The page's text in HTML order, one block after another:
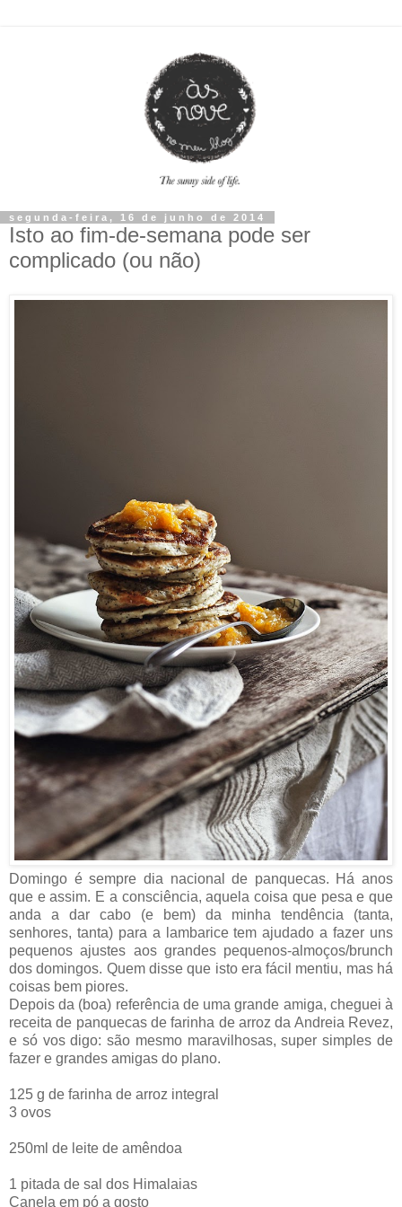
segunda-feira, 16 de junho de 2014
Isto ao fim-de-semana pode ser
complicado (ou não)
Domingo é sempre dia nacional de panquecas. Há anos
que e assim. E a consciência, aquela coisa que pesa e que
anda a dar cabo (e bem) da minha tendência (tanta,
senhores, tanta) para a lambarice tem ajudado a fazer uns
pequenos ajustes aos grandes pequenos-almoços/brunch
dos domingos. Quem disse que isto era fácil mentiu, mas há
coisas bem piores.
Depois da (boa) referência de uma grande amiga, cheguei à
receita de panquecas de farinha de arroz da Andreia Revez,
e só vos digo: são mesmo maravilhosas, super simples de
fazer e grandes amigas do plano.
125 g de farinha de arroz integral
3 ovos
250ml de leite de amêndoa
1 pitada de sal dos Himalaias
Canela em pó a gosto